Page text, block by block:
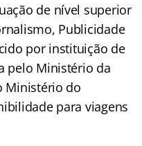
de nível superior
Publicidade
por instituição de
pelo Ministério da
Ministério do
para viagens